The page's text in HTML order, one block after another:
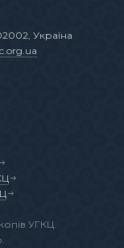
Україна
УГКЦ.